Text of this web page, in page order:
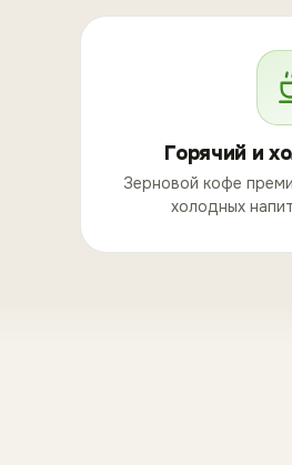
Горячий и
Зерновой кофе
холодных